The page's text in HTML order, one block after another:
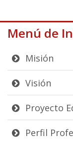
Menú de
Misión
Visión
Proyecto
Perfil